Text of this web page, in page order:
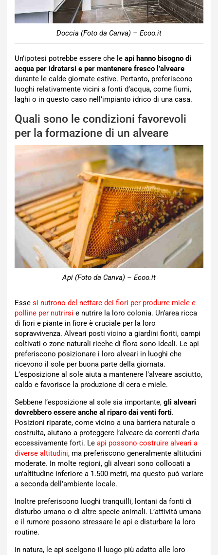
Doccia (Foto da Canva) – Ecoo.it
Un’ipotesi potrebbe essere che le api hanno bisogno di
acqua per idratarsi e per mantenere fresco l’alveare
durante le calde giornate estive. Pertanto, preferiscono
luoghi relativamente vicini a fonti d’acqua, come fiumi,
laghi o in questo caso nell’impianto idrico di una casa.
Quali sono le condizioni favorevoli
per la formazione di un alveare
Api (Foto da Canva) – Ecoo.it
Esse si nutrono del nettare dei fiori per produrre miele e
polline per nutrirsi e nutrire la loro colonia. Un’area ricca
di fiori e piante in fiore è cruciale per la loro
sopravvivenza. Alveari posti vicino a giardini fioriti, campi
coltivati o zone naturali ricche di flora sono ideali. Le api
preferiscono posizionare i loro alveari in luoghi che
ricevono il sole per buona parte della giornata.
L’esposizione al sole aiuta a mantenere l’alveare asciutto,
caldo e favorisce la produzione di cera e miele.
Sebbene l’esposizione al sole sia importante, gli alveari
dovrebbero essere anche al riparo dai venti forti.
Posizioni riparate, come vicino a una barriera naturale o
costruita, aiutano a proteggere l’alveare da correnti d’aria
eccessivamente forti. Le api possono costruire alveari a
diverse altitudini, ma preferiscono generalmente altitudini
moderate. In molte regioni, gli alveari sono collocati a
un’altitudine inferiore a 1.500 metri, ma questo può variare
a seconda dell’ambiente locale.
Inoltre preferiscono luoghi tranquilli, lontani da fonti di
disturbo umano o di altre specie animali. L’attività umana
e il rumore possono stressare le api e disturbare la loro
routine.
In natura, le api scelgono il luogo più adatto alle loro